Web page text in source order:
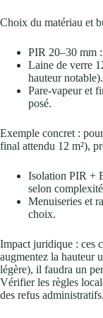
Choix du matériau et
PIR 20–30 mm
Laine de verre
hauteur notable).
Pare-vapeur et
posé.
Exemple concret :
final attendu 12 m²),
Isolation PIR +
selon
Menuiseries et
choix.
Impact juridique : ces
augmentez la hauteur
légère), il faudra un
Vérifier les règles
des refus administratifs.